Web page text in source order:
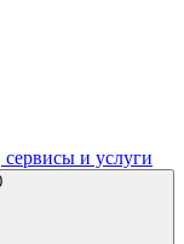
и услуги